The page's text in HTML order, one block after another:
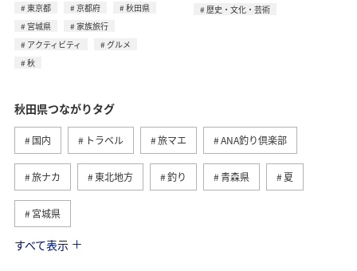
東京都
京都府
秋田県
宮城県
家族旅行
アクティビティ
グルメ
秋
歴史・文化・芸術
秋田県つながりタグ
国内 トラベル 旅マエ ANA釣り倶楽部
旅ナカ 東北地方 釣り 青森県 夏
宮城県
グルメ
すべて表示